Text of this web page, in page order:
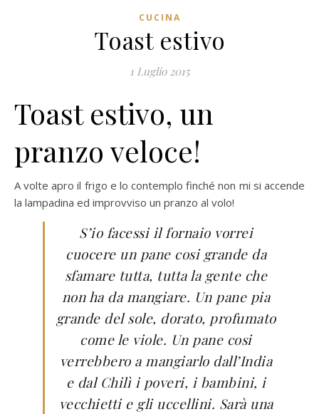
CUCINA
Toast estivo
1 Luglio 2015
Toast estivo, un
pranzo veloce!
A volte apro il frigo e lo contemplo finché non mi si accende
la lampadina ed improvviso un pranzo al volo!
S’io facessi il fornaio vorrei
cuocere un pane cosi grande da
sfamare tutta, tutta la gente che
non ha da mangiare. Un pane pia
grande del sole, dorato, profumato
come le viole. Un pane cosi
verrebbero a mangiarlo dall’India
e dal Chilì i poveri, i bambini, i
vecchietti e gli uccellini. Sarà una